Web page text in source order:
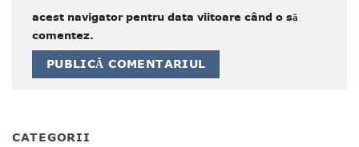
acest navigator pentru data viitoare când o să
comentez.
CATEGORII